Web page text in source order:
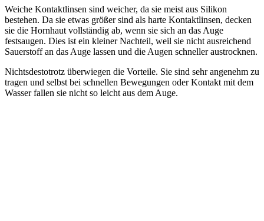
Weiche Kontaktlinsen sind weicher, da sie meist aus Silikon
bestehen. Da sie etwas größer sind als harte Kontaktlinsen, decken
sie die Hornhaut vollständig ab, wenn sie sich an das Auge
festsaugen. Dies ist ein kleiner Nachteil, weil sie nicht ausreichend
Sauerstoff an das Auge lassen und die Augen schneller austrocknen.
Nichtsdestotrotz überwiegen die Vorteile. Sie sind sehr angenehm zu
tragen und selbst bei schnellen Bewegungen oder Kontakt mit dem
Wasser fallen sie nicht so leicht aus dem Auge.